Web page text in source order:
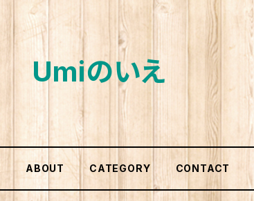
Umiのいえ
ABOUT CATEGORY CONTACT